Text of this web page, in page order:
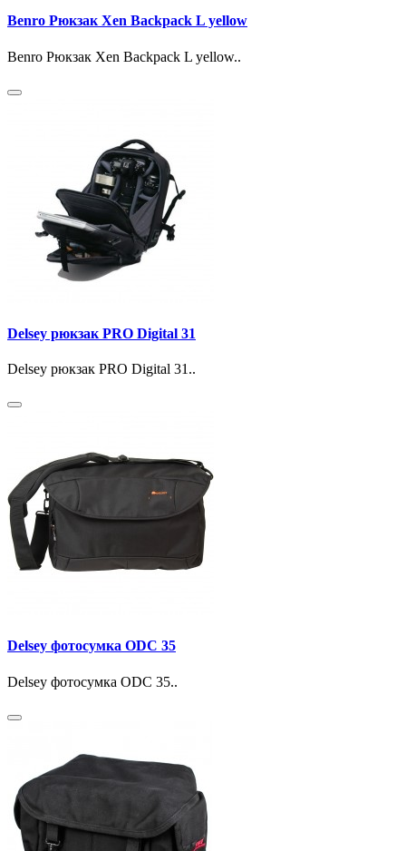
Benro Рюкзак Xen Backpack L yellow
Benro Рюкзак Xen Backpack L yellow..
Delsey рюкзак PRO Digital 31
Delsey рюкзак PRO Digital 31..
Delsey фотосумка ODC 35
Delsey фотосумка ODC 35..